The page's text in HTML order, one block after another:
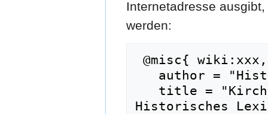
Internetadresse
werden:
Historisches